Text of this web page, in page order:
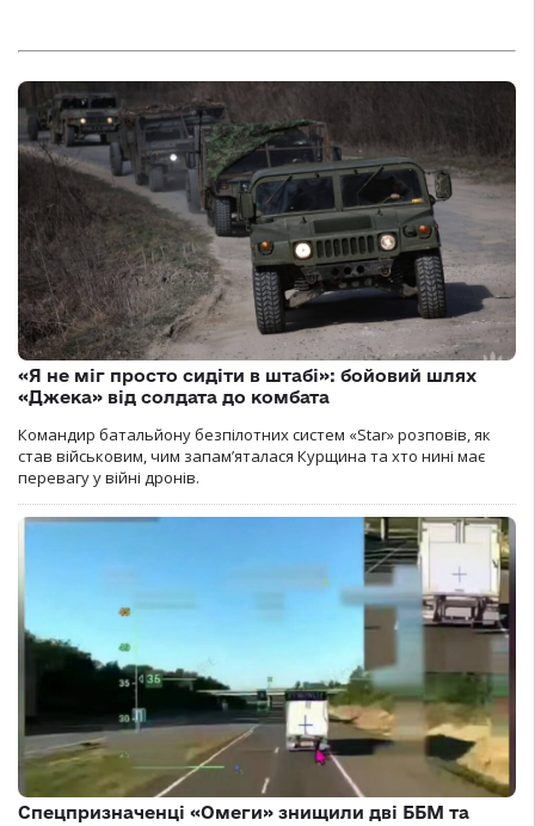
«Я не міг просто сидіти в штабі»: бойовий шлях
«Джека» від солдата до комбата
Командир батальйону безпілотних систем «Star» розповів, як
став військовим, чим запам’яталася Курщина та хто нині має
перевагу у війні дронів.
Спецпризначенці «Омеги» знищили дві ББМ та